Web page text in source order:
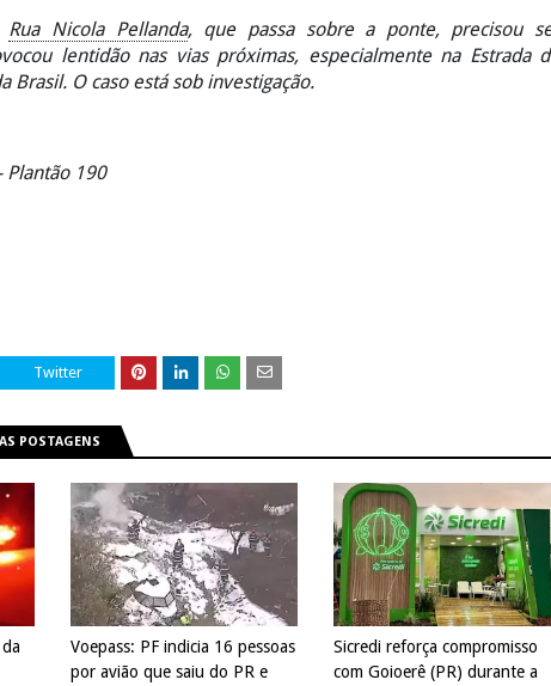
Rua Nicola Pellanda, que passa sobre a ponte, precisou
lentidão nas vias próximas, especialmente na Estrada
Brasil. O caso está sob investigação.
Plantão 190
Twitter
POSTAGENS
Voepass: PF indicia 16 pessoas
por avião que saiu do PR e
Sicredi reforça compromisso
com Goioerê (PR) durante a